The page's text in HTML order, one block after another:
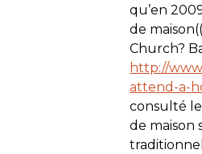
qu’en
de
Church?
http://
attend-a-
consulté le
de maison